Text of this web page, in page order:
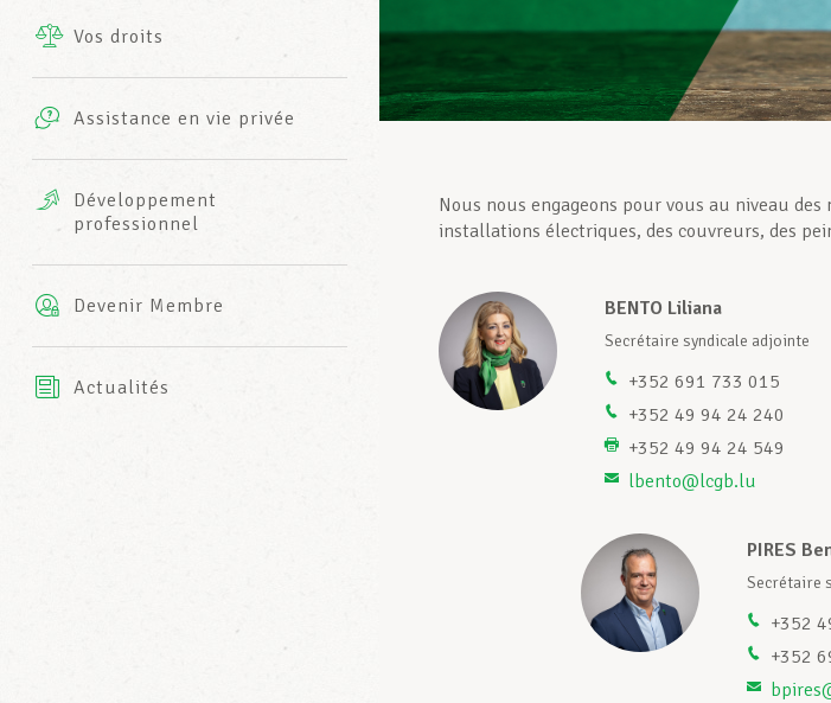
INFO-CENTER
Vos droits
Assistance en vie privée
complémentaires
AXA
Développement
professionnel
Devenir Membre
Actualités
Nous nous engageons pour vous au niveau
installations électriques, des couvreurs, des
BENTO Liliana
Secrétaire syndicale adjointe
+352 691 733 015
+352 49 94 24 240
+352 49 94 24 549
lbento@lcgb.lu
PIRES
Secrétaire
+352
+352